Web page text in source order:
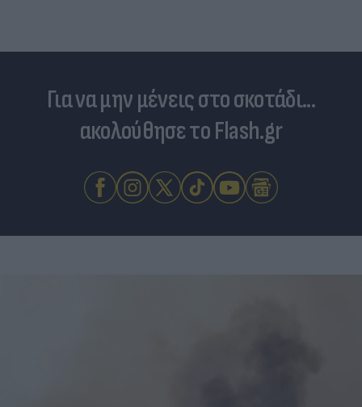
Για να μην μένεις στο σκοτάδι...
ακολούθησε το Flash.gr